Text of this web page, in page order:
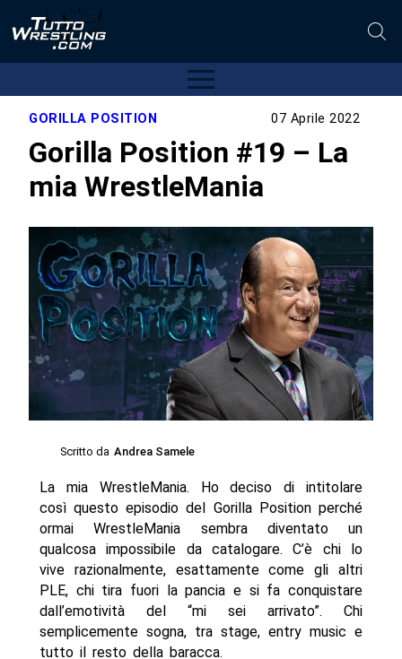
GORILLA POSITION 07 Aprile 2022
Gorilla Position #19 – La
mia WrestleMania
Scritto da Andrea Samele
La mia WrestleMania. Ho deciso di intitolare
così questo episodio del Gorilla Position perché
ormai WrestleMania sembra diventato un
qualcosa impossibile da catalogare. C’è chi lo
vive razionalmente, esattamente come gli altri
PLE, chi tira fuori la pancia e si fa conquistare
dall’emotività del “mi sei arrivato”. Chi
semplicemente sogna, tra stage, entry music e
tutto il resto della baracca.